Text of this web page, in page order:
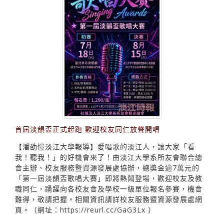
首屆淡韻盃正式起跑 歡迎校友同仁放聲開唱
【潘劭愷淡江大學報導】愛唱歌的淡江人，讓大家「看
我！聽我！」的好機會來了！由淡江大學系所友會聯合總
會主辦、校友服務暨資源發展處協辦，總獎金逾7萬元的
「第一屆淡韻盃歌唱大賽」即將熱鬧登場，歡迎校友及教
職同仁，踴躍向各校友會及學校一級單位報名參賽，機會
難得，敬請把握。相關資訊請詳校友服務暨資源發展處網
頁。（網址：https://reurl.cc/GaG3Lx ）